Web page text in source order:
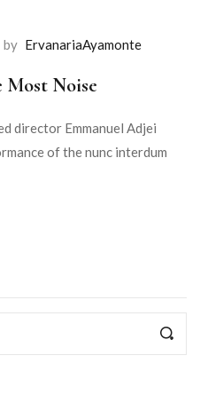
by ErvanariaAyamonte
Most Noise
director Emmanuel Adjei
of the nunc interdum